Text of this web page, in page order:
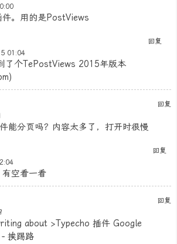
。用的是PostViews
回复
01:04
了个TePostViews 2015年版本
回复
能分页吗？内容太多了，打开时很慢
回复
空看一看
回复
about >Typecho 插件 Google
挨踢路